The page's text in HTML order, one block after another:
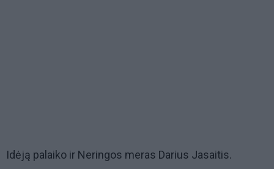
Idėją palaiko ir Neringos meras Darius Jasaitis.